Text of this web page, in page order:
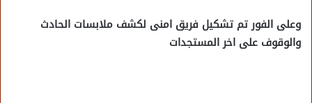
وعلى الفور تم تشكيل فريق امنى لكشف ملابسات الحادث
والوقوف على اخر المستجدات